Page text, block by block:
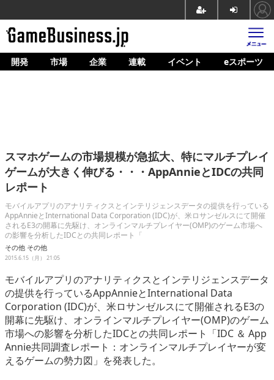
ホーム
企業動向
人材育成
産業政策
連載
イベント/セミナー
eスポーツ
開発 市場 企業 連載 イベント eスポーツ
スマホゲームの市場規模が急拡大、特にマルチプレイ
ゲームが大きく伸びる・・・AppAnnieとIDCの共同
レポート
モバイルアプリのアナリティクスとインテリジェンスデータの提供を行っている
AppAnnieとInternational Data Corporation (IDC)が、米ロサンゼルスにて開催
されるE3の開幕に先駆け、オンラインマルチプレイヤー(OMP)のゲーム市場へ
の影響を分析したIDCとの共同レポート「
その他 その他
2015.6.15（月） 21:05
モバイルアプリのアナリティクスとインテリジェンスデータ
の提供を行っているAppAnnieとInternational Data
Corporation (IDC)が、米ロサンゼルスにて開催されるE3の
開幕に先駆け、オンラインマルチプレイヤー(OMP)のゲーム
市場への影響を分析したIDCとの共同レポート「IDC ＆ App
Annie共同調査レポート：オンラインマルチプレイヤーが変
えるゲームの勢力図」を発表した。